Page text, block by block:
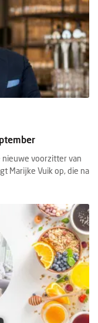
nieuwe voorzitter van
Marijke Vuik op, die na